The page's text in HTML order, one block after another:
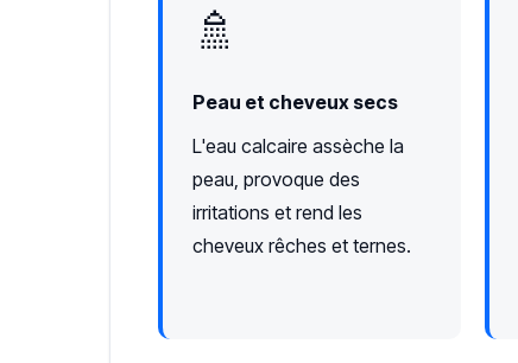
🚿
Peau et cheveux secs
L'eau calcaire assèche la
peau, provoque des
irritations et rend les
cheveux rêches et ternes.